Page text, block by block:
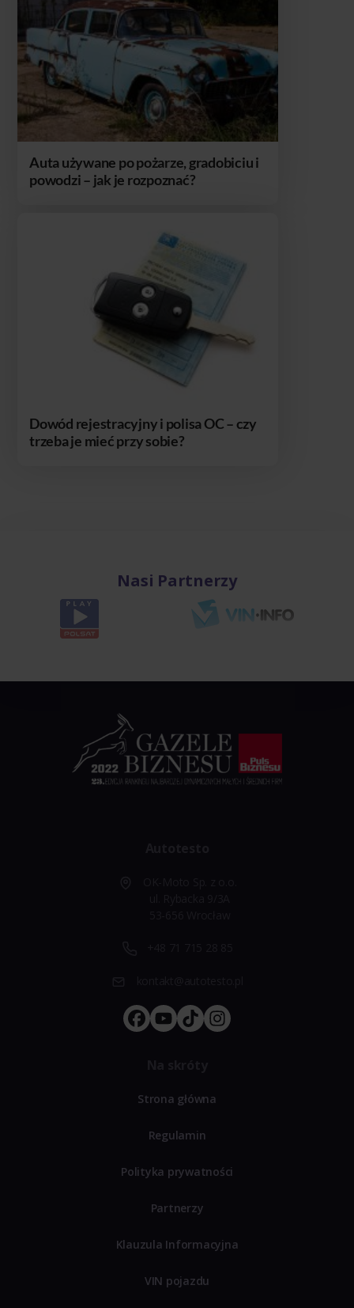
Auta używane po pożarze, gradobiciu i
powodzi – jak je rozpoznać?
Dowód rejestracyjny i polisa OC – czy
trzeba je mieć przy sobie?
Nasi Partnerzy
Strona główna
Regulamin
Polityka prywatności
Partnerzy
Klauzula Informacyjna
VIN pojazdu